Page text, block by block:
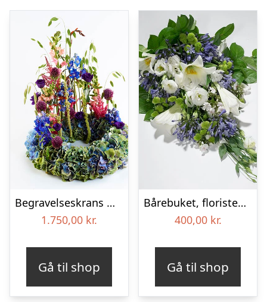
Begravelseskrans med hortensia og farverige detaljer – Blomster til begravelse
1.750,00 kr.
Gå til shop
Bårebuket, floristens valg – Blomster til begravelse
400,00 kr.
Gå til shop